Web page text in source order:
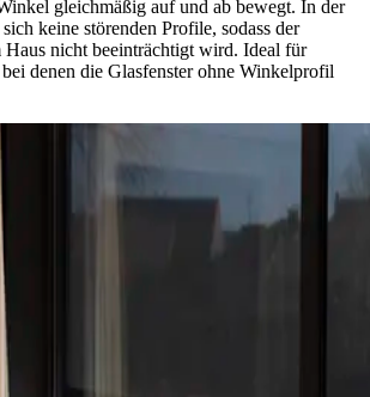
gleichmäßig auf und ab bewegt. In der
keine störenden Profile, sodass der
Haus nicht beeinträchtigt wird. Ideal für
denen die Glasfenster ohne Winkelprofil